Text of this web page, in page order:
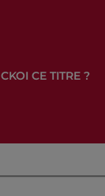
CKOI CE TITRE ?